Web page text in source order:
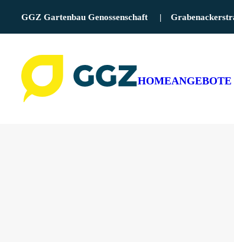
GGZ Gartenbau Genossenschaft |
HOMEANGEBOTE